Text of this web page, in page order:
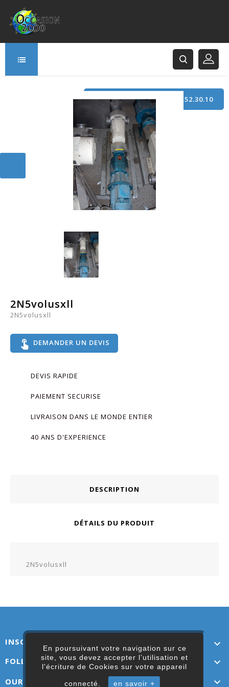
En poursuivant votre navigation sur ce
site, vous devez accepter l’utilisation et
l'écriture de Cookies sur votre appareil
connecté. en savoir +
TÉLÉPHONE : +33 (0)3.21.52.30.10
166 Rue Principale
62120 Saint-Hilaire-Cottes
2N5volusxll
2N5volusxll
touch_app DEMANDER UN DEVIS
DEVIS RAPIDE
PAIEMENT SECURISE
LIVRAISON DANS LE MONDE ENTIER
40 ANS D'EXPERIENCE
DESCRIPTION
DÉTAILS DU PRODUIT
2N5volusxll
INSCRIVEZ-VOUS ICI 
FOLLOW US 
OUR LINKS 